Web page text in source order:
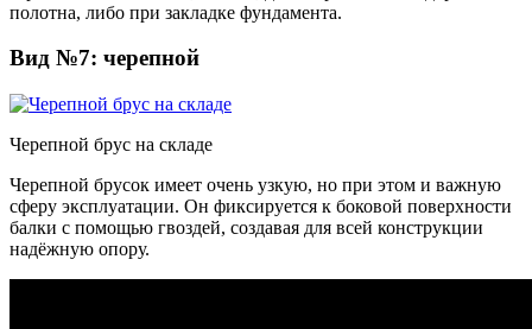
полотна, либо при закладке фундамента.
Вид №7: черепной
Черепной брус на складе
Черепной брусок имеет очень узкую, но при этом и важную
сферу эксплуатации. Он фиксируется к боковой поверхности
балки с помощью гвоздей, создавая для всей конструкции
надёжную опору.